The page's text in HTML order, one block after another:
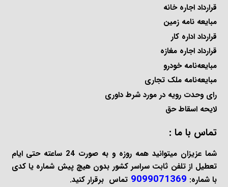
قرارداد اجاره خانه
مبایعه نامه زمین
قرارداد اداره کار
قرارداد اجاره مغازه
مبایعه‌نامه خودرو
مبایعه‌نامه ملک تجاری
رای وحدت رویه در مورد شرط داوری
لایحه اسقاط حق
تماس با ما :
شما عزیزان میتوانید همه روزه و به صورت 24 ساعته حتی ایام
تعطیل از تلفن ثابت سراسر کشور بدون هیچ پیش شماره یا کدی
با شماره: 9099071369 تماس برقرار کنید.